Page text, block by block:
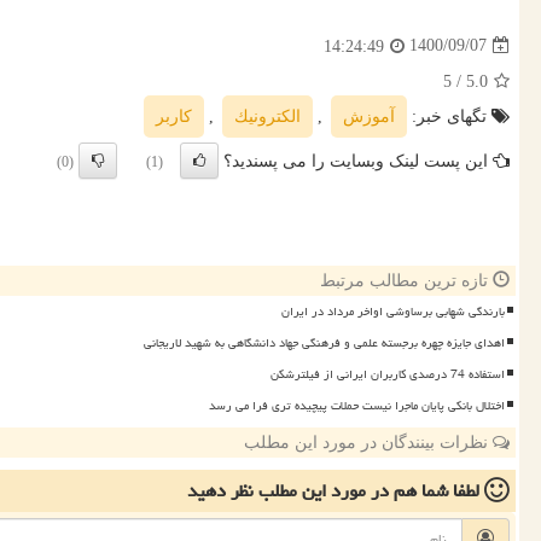
1400/09/07
14:24:49
5.0
/ 5
تگهای خبر:
آموزش , الكترونیك , كاربر
این پست لینک وبسایت را می پسندید؟ (1)
(0)
تازه ترین مطالب مرتبط
بارندگی شهابی برساوشی اواخر مرداد در ایران
اهدای جایزه چهره برجسته علمی و فرهنگی جهاد دانشگاهی به شهید لاریجانی
استفاده 74 درصدی کاربران ایرانی از فیلترشکن
اختلال بانکی پایان ماجرا نیست حملات پیچیده تری فرا می رسد
نظرات بینندگان در مورد این مطلب
لطفا شما همدر مورد این مطلبنظر دهید